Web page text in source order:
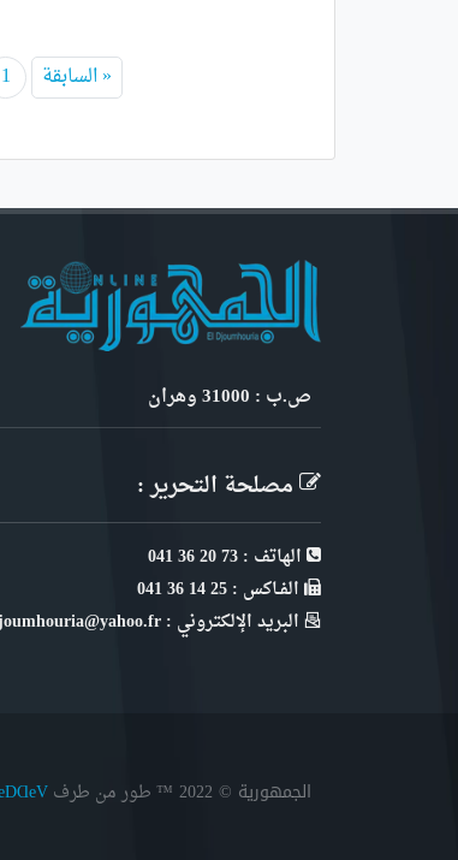
« السابقة 1
ص.ب : 31000 وهران
مصلحة التحرير :
الهاتف : 73 20 36 041
الفـاكس : 25 14 36 041
البريد الإلكتروني : djoumhouria@yahoo.fr
الجمهورية © 2022 ™ طور من طرف